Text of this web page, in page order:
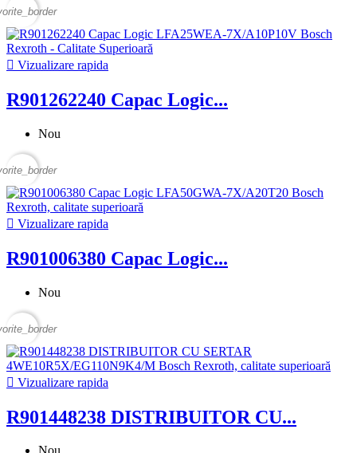
 Vizualizare rapida
R901262240 Capac Logic...
Nou
 Vizualizare rapida
R901006380 Capac Logic...
Nou
 Vizualizare rapida
R901448238 DISTRIBUITOR CU...